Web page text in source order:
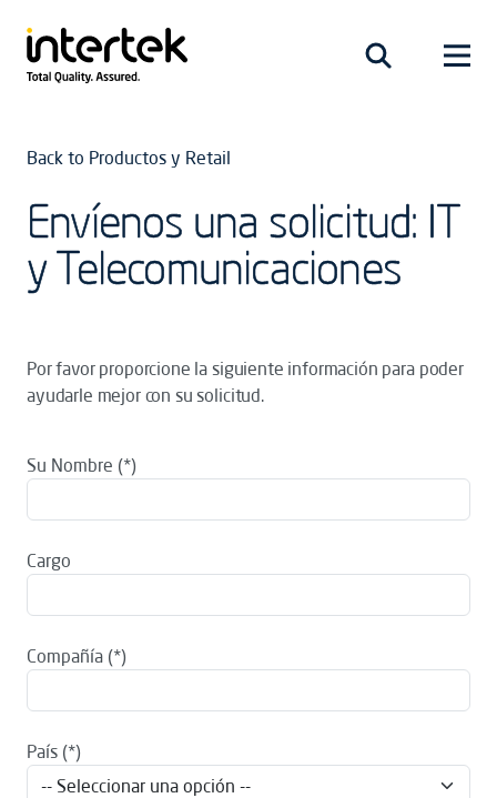
Back to Productos y Retail
Envíenos una solicitud: IT
y Telecomunicaciones
Por favor proporcione la siguiente información para poder
ayudarle mejor con su solicitud.
Su Nombre
Cargo
Compañía
País